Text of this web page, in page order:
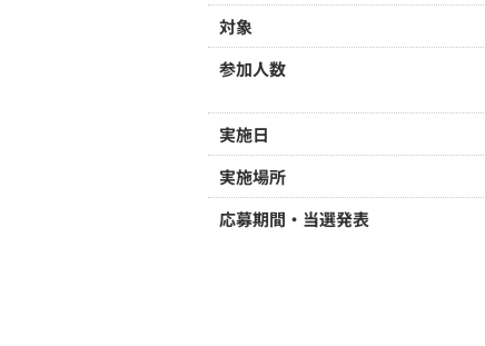
対象
参加人数
実施日
実施場所
応募期間・当選発表